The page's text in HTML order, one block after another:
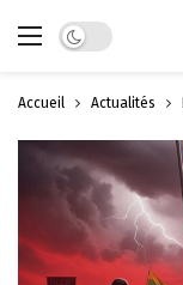
Dark mode
Accueil Actualités